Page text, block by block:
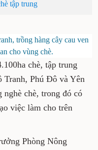
trồng hàng cây cau ven
cho vùng chè.
chè, tập trung
Phú Đô và Yên
chè, trong đó có
việc làm cho trên